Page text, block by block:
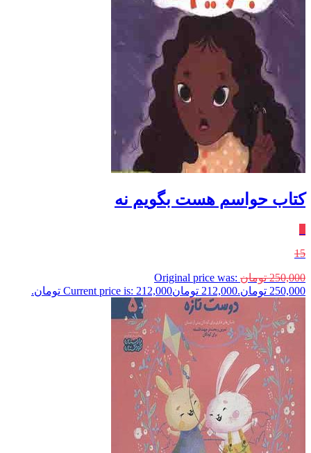
کتاب حواسم هست بگویم‌ نه
15
250,000 تومان Original price was:
250,000 تومان.
212,000 تومانCurrent price is: 212,000 تومان.